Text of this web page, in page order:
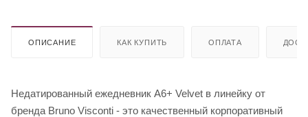
ОПИСАНИЕ КАК КУПИТЬ ОПЛАТА
Недатированный ежедневник A6+ Velvet в линейку от
бренда Bruno Visconti - это качественный корпоративный